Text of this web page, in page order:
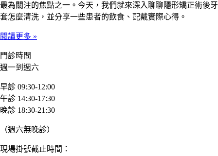
最為關注的焦點之一。今天，我們就來深入聊聊隱形矯正術後牙
套怎麼清洗，並分享一些患者的飲食、配戴實際心得。​
閱讀更多 »
門診時間
週一到週六
早診 09:30-12:00
午診 14:30-17:30
晚診 18:30-21:30
（週六無晚診）
現場掛號截止時間：